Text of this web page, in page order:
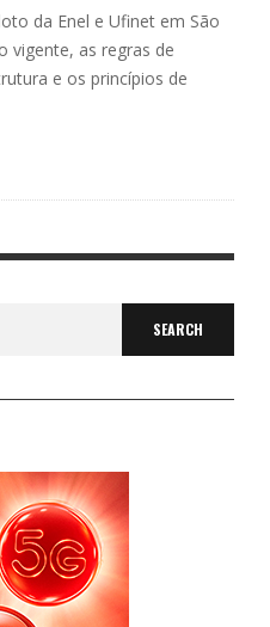
da Enel e Ufinet em São
vigente, as regras de
e os princípios de